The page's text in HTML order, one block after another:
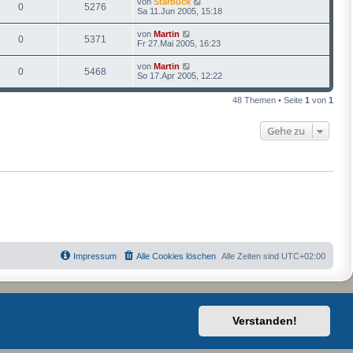
Verstanden!
0 5276
Sa 11.Jun 2005, 15:18
0 5371 von Martin
Fr 27.Mai 2005, 16:23
0 5468 von Martin
So 17.Apr 2005, 12:22
48 Themen • Seite 1 von 1
Gehe zu
Alle Zeiten sind UTC+02:00
Alle Cookies löschen
Impressum